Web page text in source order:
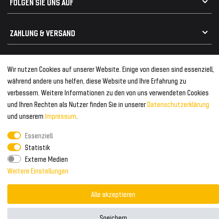
Wir nutzen Cookies auf unserer Website. Einige von diesen sind essenziell,
während andere uns helfen, diese Website und Ihre Erfahrung zu
verbessern. Weitere Informationen zu den von uns verwendeten Cookies
und Ihren Rechten als Nutzer finden Sie in unsererDaten­schutz­erklärung
und unserem Impressum.
Essenziell
Statistik
Externe Medien
Weitere Einstellungen
Alle akzeptieren
Kühlergrill
Rückleuchten
ZAHLUNG & VERSAND
Zahlungsanbieter
Versand & Zahlung
WELTWEITER VERSAND
© 2026 Tuning Fanatics Powered by